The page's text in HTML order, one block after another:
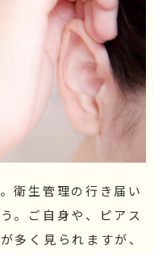
衛生管理の行き届い
。ご自身や、ピアス
多く見られますが、